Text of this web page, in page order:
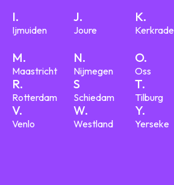
I.
Ijmuiden
J.
Joure
K.
Kerkrade
M.
Maastricht
N.
Nijmegen
O.
Oss
R.
Rotterdam
S
Schiedam
T.
Tilburg
V.
Venlo
W.
Westland
Y.
Yerseke